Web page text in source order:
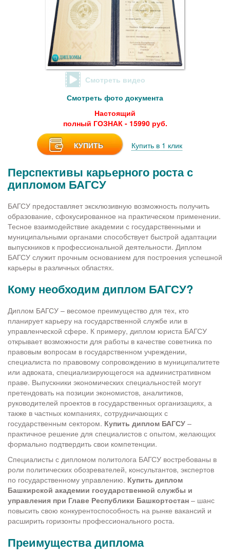
Смотреть видео
Смотреть фото документа
Настоящий
полный ГОЗНАК - 15990 руб.
КУПИТЬ Купить в 1 клик
Перспективы карьерного роста с
дипломом БАГСУ
БАГСУ предоставляет эксклюзивную возможность получить
образование, сфокусированное на практическом применении.
Тесное взаимодействие академии с государственными и
муниципальными органами способствует быстрой адаптации
выпускников к профессиональной деятельности. Диплом
БАГСУ служит прочным основанием для построения успешной
карьеры в различных областях.
Кому необходим диплом БАГСУ?
Диплом БАГСУ – весомое преимущество для тех, кто
планирует карьеру на государственной службе или в
управленческой сфере. К примеру, диплом юриста БАГСУ
открывает возможности для работы в качестве советника по
правовым вопросам в государственном учреждении,
специалиста по правовому сопровождению в муниципалитете
или адвоката, специализирующегося на административном
праве. Выпускники экономических специальностей могут
претендовать на позиции экономистов, аналитиков,
руководителей проектов в государственных организациях, а
также в частных компаниях, сотрудничающих с
государственным сектором. Купить диплом БАГСУ –
практичное решение для специалистов с опытом, желающих
формально подтвердить свои компетенции.
Специалисты с дипломом политолога БАГСУ востребованы в
роли политических обозревателей, консультантов, экспертов
по государственному управлению. Купить диплом
Башкирской академии государственной службы и
управления при Главе Республики Башкортостан – шанс
повысить свою конкурентоспособность на рынке вакансий и
расширить горизонты профессионального роста.
Преимущества диплома